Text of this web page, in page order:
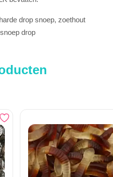
drop snoep, zoethout
drop